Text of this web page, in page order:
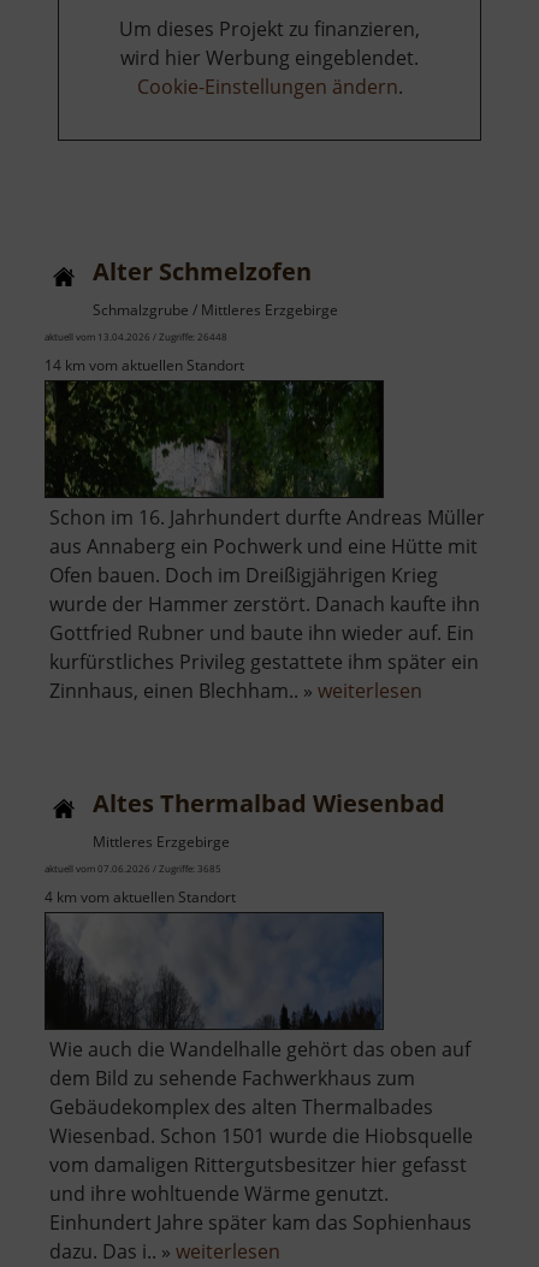
Um dieses Projekt zu finanzieren,
wird hier Werbung eingeblendet.
Cookie-Einstellungen ändern.
Alter Schmelzofen
Schmalzgrube / Mittleres Erzgebirge
aktuell vom 13.04.2026 / Zugriffe: 26448
14 km vom aktuellen Standort
Schon im 16. Jahrhundert durfte Andreas Müller
aus Annaberg ein Pochwerk und eine Hütte mit
Ofen bauen. Doch im Dreißigjährigen Krieg
wurde der Hammer zerstört. Danach kaufte ihn
Gottfried Rubner und baute ihn wieder auf. Ein
kurfürstliches Privileg gestattete ihm später ein
Zinnhaus, einen Blechham.. » weiterlesen
Altes Thermalbad Wiesenbad
Mittleres Erzgebirge
aktuell vom 07.06.2026 / Zugriffe: 3685
4 km vom aktuellen Standort
Wie auch die Wandelhalle gehört das oben auf
dem Bild zu sehende Fachwerkhaus zum
Gebäudekomplex des alten Thermalbades
Wiesenbad. Schon 1501 wurde die Hiobsquelle
vom damaligen Rittergutsbesitzer hier gefasst
und ihre wohltuende Wärme genutzt.
Einhundert Jahre später kam das Sophienhaus
dazu. Das i.. » weiterlesen